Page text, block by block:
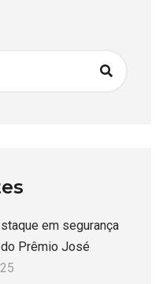
em segurança
Prêmio José